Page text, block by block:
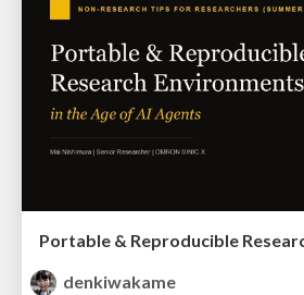
denkiwakame